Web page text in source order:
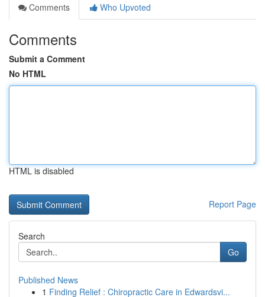
Comments
Who Upvoted
Comments
Submit a Comment
No HTML
HTML is disabled
Report Page
Search
Go
Published News
1 Finding Relief : Chiropractic Care in Edwardsvi...